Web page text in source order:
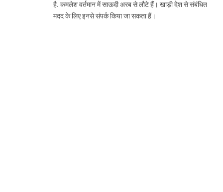
है. कमलेश वर्तमान में साऊदी अरब से लौटे हैं। खाड़ी देश से संबंधित
मदद के लिए इनसे संपर्क किया जा सकता हैं।